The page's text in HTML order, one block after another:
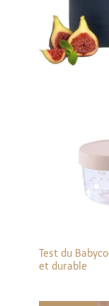
Test du
et durable